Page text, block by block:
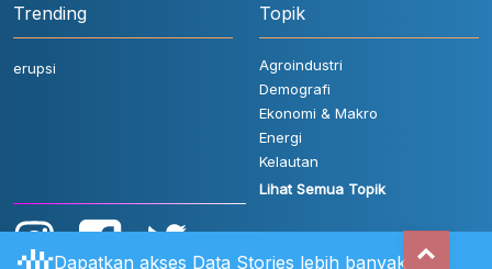
Trending
erupsi
Topik
Agroindustri
Demografi
Ekonomi & Makro
Energi
Kelautan
Lihat Semua Topik
Dapatkan akses Data Stories lebih banyak